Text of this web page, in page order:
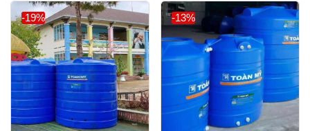
8,460,000 ₫.là:
6,820,000 ₫.
2,500,000 ₫.là:
-19% -13%